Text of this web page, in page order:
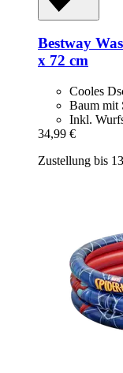
Bestway
x 72 cm
Cooles
Baum mit
Inkl.
34,99 €
Zustellung bis